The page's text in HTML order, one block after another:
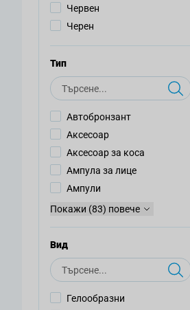
Червен
Черен
Тип
Автобронзант
Аксесоар
Аксесоар за коса
Ампула за лице
Ампули
Покажи (83) повече
Вид
Гелообразни